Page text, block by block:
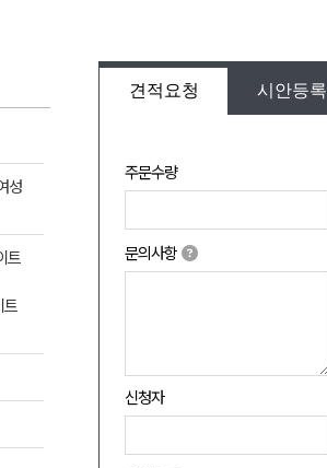
견적요청 시안등록
주문수량
문의사항
신청자
성
트
트